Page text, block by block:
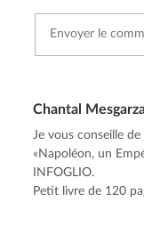
Annuler
Chantal
Je vous conseille
«Napoléon, un
INFOGLIO.
Petit livre de 120